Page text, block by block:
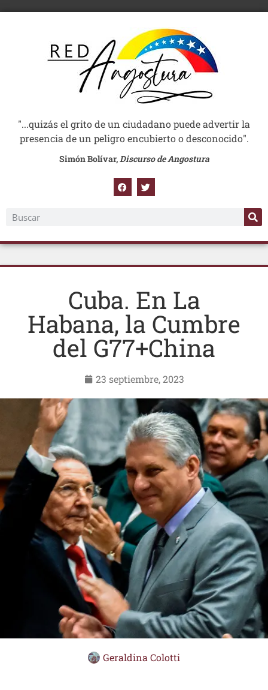
"...quizás el grito de un ciudadano puede advertir la
presencia de un peligro encubierto o desconocido".
Simón Bolívar,Discurso de Angostura
Cuba. En La
Habana, la Cumbre
del G77+China
23 septiembre, 2023
Geraldina Colotti